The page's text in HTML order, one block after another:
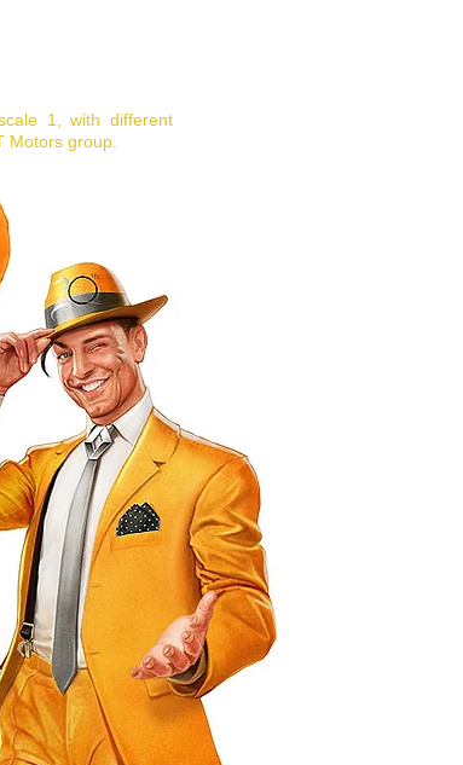
1, with different
Motors group.